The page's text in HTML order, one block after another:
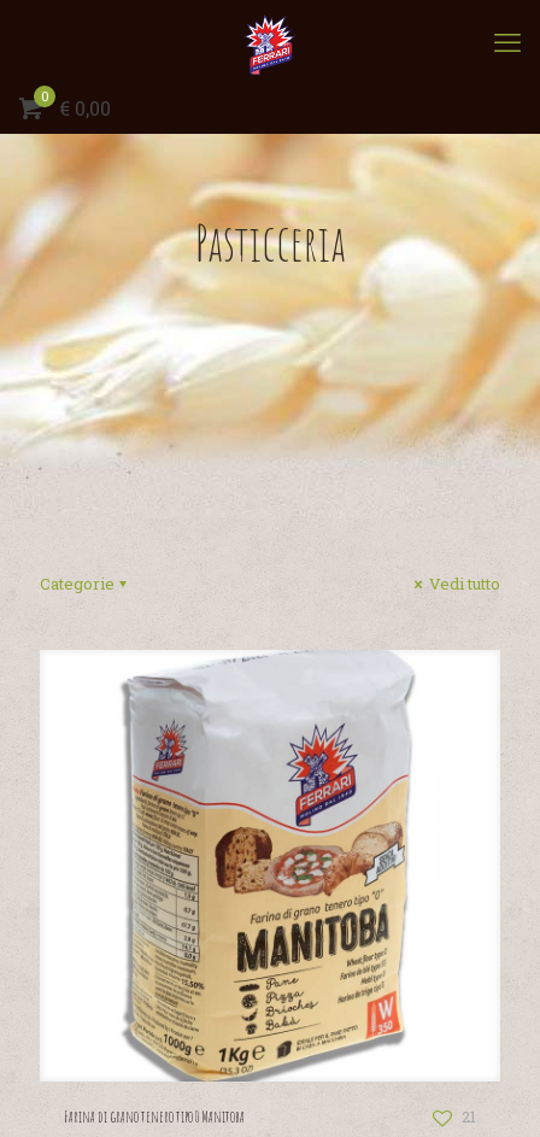
0 € 0,00
Pasticceria
Categorie Vedi tutto
Farina di grano tenero tipo 0 Manitoba 21